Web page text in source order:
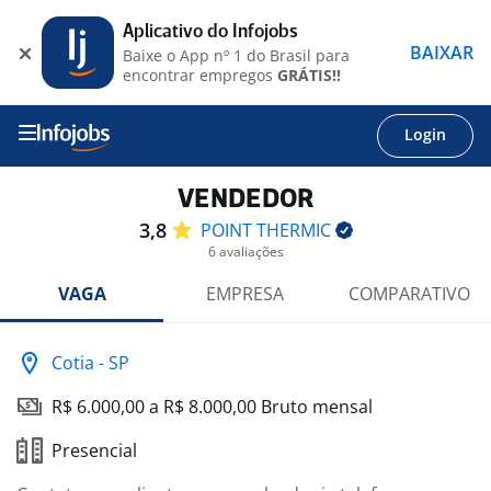
Login
VENDEDOR
3,8 POINTTHERMIC
6 avaliações
VAGA EMPRESA COMPARATIVO
Cotia - SP
R$ 6.000,00 a R$ 8.000,00 Bruto mensal
Presencial
Aplicativo do Infojobs
Baixe o App nº 1 do Brasil para
encontrar empregos GRÁTIS!!
BAIXAR